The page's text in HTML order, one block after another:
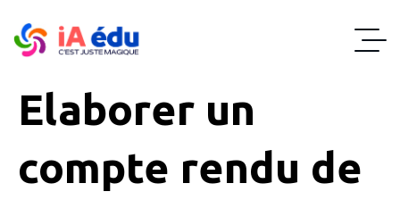
Elaborer un
compte rendu de